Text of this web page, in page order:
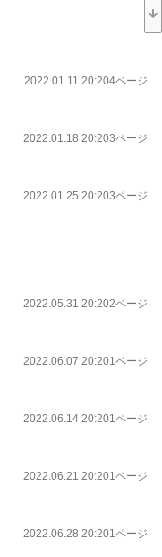
が生まれました
2022.01.11 20:204ページ
2022.01.18 20:203ページ
2022.01.25 20:203ページ
2022.05.31 20:202ページ
2022.06.07 20:201ページ
2022.06.14 20:201ページ
2022.06.21 20:201ページ
2022.06.28 20:201ページ